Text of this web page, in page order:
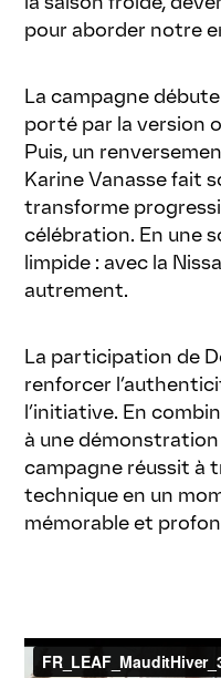
pour aborder notre
La campagne
porté par la version
Puis, un
Karine Vanasse fait
transforme
célébration. En une
limpide : avec la
autrement.
La participation de
renforcer
l’initiative. En
à une
campagne réussit à
technique en un
mémorable et